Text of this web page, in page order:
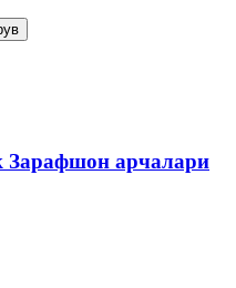
Зарафшон арчалари